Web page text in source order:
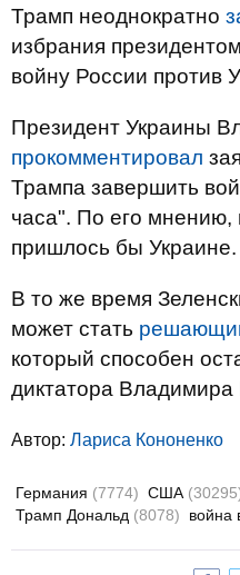
Трамп неоднократно
избрания
войну России против
Президент Украины
прокомментировал
Трампа завершить
часа". По его мнению,
пришлось бы Украине.
В то же время
может стать
который способен
диктатора Владимира
Автор: Лариса Кононенко
Германия (7774) США
Трамп Дональд (8078) война